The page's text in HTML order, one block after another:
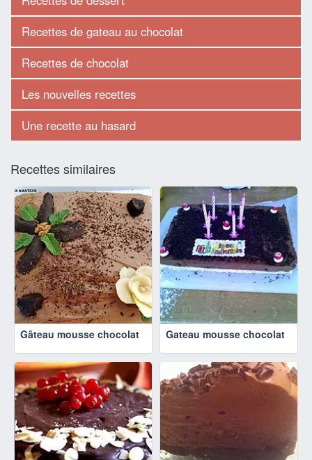
Recettes de gateau au chocolat
Recettes de chocolat
Les nouvelles recettes
Une recette au hasard
Recettes similaires
Gâteau mousse chocolat Gateau mousse chocolat